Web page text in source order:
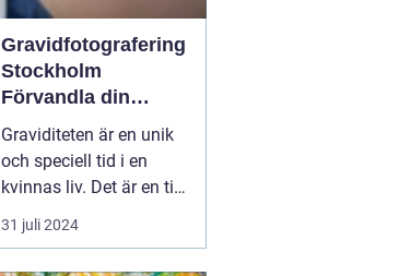
Gravidfotografering
Stockholm
Förvandla din
graviditet till tidlös
konst
Graviditeten är en unik
och speciell tid i en
kvinnas liv. Det är en tid
av förändring, förväntan
och glädje. En tid då
31 juli 2024